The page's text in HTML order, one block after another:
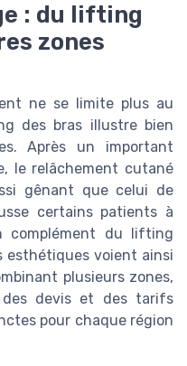
: du lifting
zones
ne se limite plus au
des bras illustre bien
Après un important
le relâchement cutané
gênant que celui de
certains patients à
complément du lifting
esthétiques voient ainsi
plusieurs zones,
devis et des tarifs
pour chaque région